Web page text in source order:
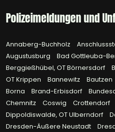
Polizeimeldungen und
Annaberg-Buchholz
Augustusburg
Bad Gottleuba-
Berggießhübel, OT Börnersdorf
OT Krippen
Bannewitz Bautzen
Borna
Brand-Erbisdorf
Chemnitz
Coswig Crottendorf
Dippoldiswalde, OT Ulberndorf
Dresden-Äußere Neustadt